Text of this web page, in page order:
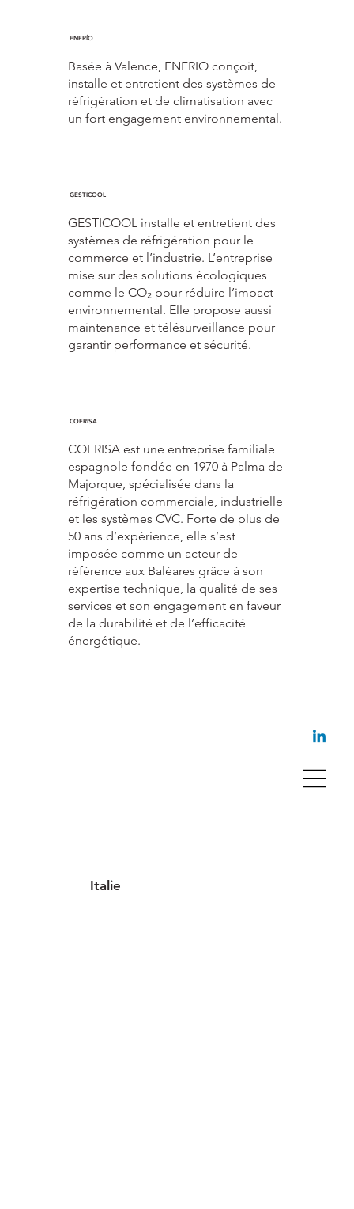
ENFRÍO
Basée à Valence, ENFRIO conçoit,
installe et entretient des systèmes de
réfrigération et de climatisation avec
un fort engagement environnemental.
GESTICOOL
GESTICOOL installe et entretient des
systèmes de réfrigération pour le
commerce et l’industrie. L’entreprise
mise sur des solutions écologiques
comme le CO₂ pour réduire l’impact
environnemental. Elle propose aussi
maintenance et télésurveillance pour
garantir performance et sécurité.
COFRISA
COFRISA est une entreprise familiale
espagnole fondée en 1970 à Palma de
Majorque, spécialisée dans la
réfrigération commerciale, industrielle
et les systèmes CVC. Forte de plus de
50 ans d’expérience, elle s’est
imposée comme un acteur de
référence aux Baléares grâce à son
expertise technique, la qualité de ses
services et son engagement en faveur
de la durabilité et de l’efficacité
énergétique.
Italie